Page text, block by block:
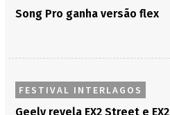
Song Pro ganha versão flex
FESTIVAL INTERLAGOS
Geely revela EX2 Street e EX2